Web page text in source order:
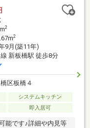
ンラインでの対応が
電話でのやり取りも
2
2
9月(築11年)
新板橋駅 徒歩8分
区板橋４
システムキッチン
即入居可
です♪詳細や内見等